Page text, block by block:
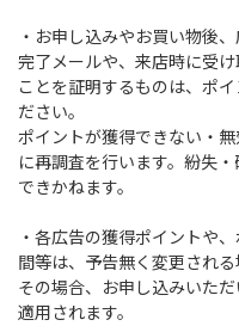
・お申し込みやお買い物後
完了メールや、来店時に受
ことを証明するものは、ポ
ださい。
ポイントが獲得できない・
に再調査を行います。紛失
できかねます。
・各広告の獲得ポイントや
間等は、予告無く変更される
その場合、お申し込みいた
適用されます。